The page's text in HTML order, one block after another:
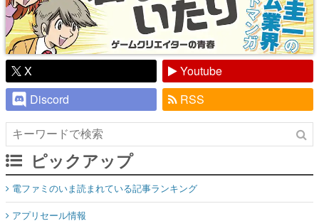
X
Youtube
Discord
RSS
ピックアップ
電ファミのいま読まれている記事ランキング
アプリセール情報